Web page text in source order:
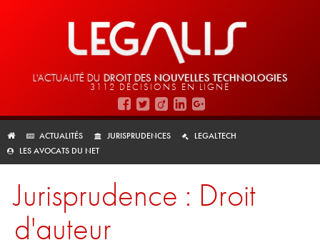
L'ACTUALITÉ DU DROIT DES NOUVELLES TECHNOLOGIES
3112 DÉCISIONS EN LIGNE
ACTUALITÉS JURISPRUDENCES
LEGALTECH
LES AVOCATS DU NET
Jurisprudence : Droit
d'auteur